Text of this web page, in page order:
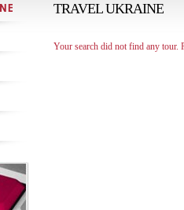
TRAVEL UKRAINE
Your search did not find any tour.